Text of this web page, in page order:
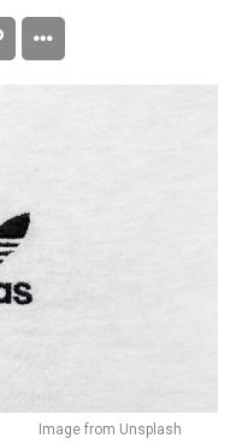
Image from Unsplash